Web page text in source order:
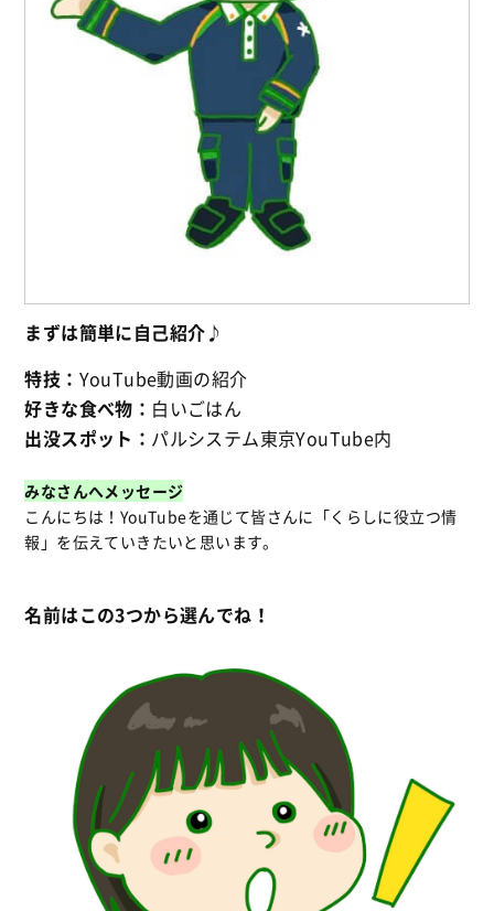
まずは簡単に自己紹介♪
特技： YouTube動画の紹介
好きな食べ物： 白いごはん
出没スポット： パルシステム東京YouTube内
みなさんへメッセージ
こんにちは！YouTubeを通じて皆さんに「くらしに役立つ情
報」を伝えていきたいと思います。
名前はこの3つから選んでね！